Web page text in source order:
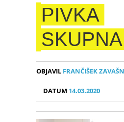
PIVKA
OBJAVIL FRANČIŠEK
DATUM 14.03.2020